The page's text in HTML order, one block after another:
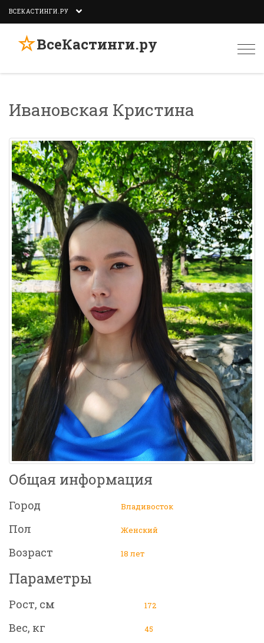
ВСЕКАСТИНГИ.РУ
☆ВсеКастинги.ру
Ивановская Кристина
Общая информация
Город Владивосток
Пол Женский
Возраст 18 лет
Параметры
Рост, см 172
Вес, кг 45